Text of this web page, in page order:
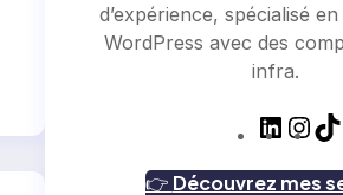
d’expérience, spécialisé
WordPress avec des
infra.
L
n
I
n
s
T
👉 Découvrez mes